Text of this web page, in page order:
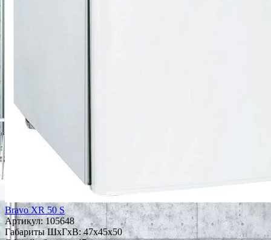
Bravo XR 50 S
Артикул:105648
Габариты ШxГxВ: 47x45x50